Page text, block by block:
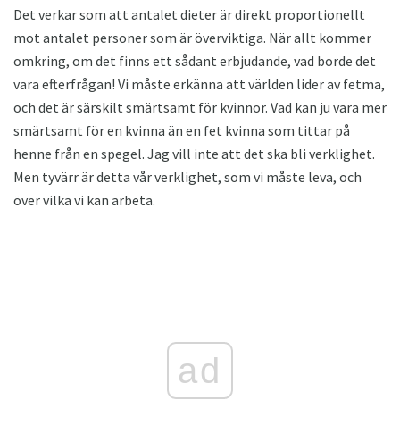
Det verkar som att antalet dieter är direkt proportionellt
mot antalet personer som är överviktiga. När allt kommer
omkring, om det finns ett sådant erbjudande, vad borde det
vara efterfrågan! Vi måste erkänna att världen lider av fetma,
och det är särskilt smärtsamt för kvinnor. Vad kan ju vara mer
smärtsamt för en kvinna än en fet kvinna som tittar på
henne från en spegel. Jag vill inte att det ska bli verklighet.
Men tyvärr är detta vår verklighet, som vi måste leva, och
över vilka vi kan arbeta.
ad